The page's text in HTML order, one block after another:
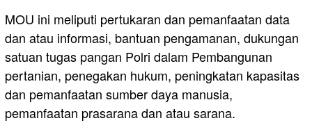
MOU ini meliputi pertukaran dan pemanfaatan data
dan atau informasi, bantuan pengamanan, dukungan
satuan tugas pangan Polri dalam Pembangunan
pertanian, penegakan hukum, peningkatan kapasitas
dan pemanfaatan sumber daya manusia,
pemanfaatan prasarana dan atau sarana.